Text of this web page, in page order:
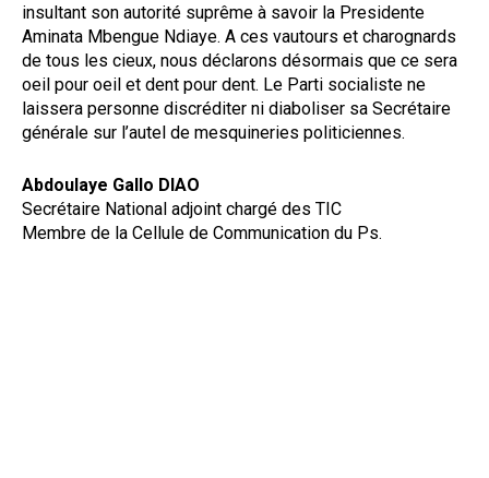
insultant son autorité suprême à savoir la Presidente
Aminata Mbengue Ndiaye. A ces vautours et charognards
de tous les cieux, nous déclarons désormais que ce sera
oeil pour oeil et dent pour dent. Le Parti socialiste ne
laissera personne discréditer ni diaboliser sa Secrétaire
générale sur l’autel de mesquineries politiciennes.
Abdoulaye Gallo DIAO
Secrétaire National adjoint chargé des TIC
Membre de la Cellule de Communication du Ps.